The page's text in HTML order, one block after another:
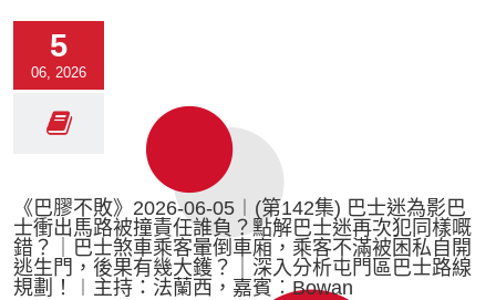
5
06, 2026
《巴膠不敗》2026-06-05︱(第142集) 巴士迷為影巴
士衝出馬路被撞責任誰負？點解巴士迷再次犯同樣嘅
錯？｜巴士煞車乘客暈倒車廂，乘客不滿被困私自開
逃生門，後果有幾大鑊？｜深入分析屯門區巴士路線
規劃！︱主持：法蘭西，嘉賓︰Bowan